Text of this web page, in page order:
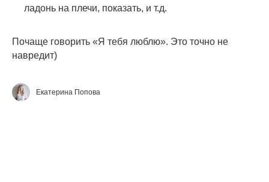
ладонь на плечи, показать, и т.д.
Почаще говорить «Я тебя люблю». Это точно не
навредит)
Екатерина Попова